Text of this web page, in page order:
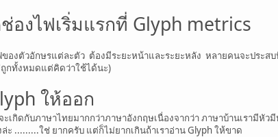
องไฟเริ่มแรกที่ Glyph metrics
องตัวอักษรแต่ละตัว ต้องมีระยะหน้าและระยะหลัง หลายคนจะประ
ถูกทั้งหมดแต่คิดว่าใช้ได้นะ)
ให้ออก
เกิดกับภาษาไทยมากกว่าภาษาอังกฤษเนื่องจากว่า ภาษาบ้านเรามี
ะ .........ใช่ ยากครับ แต่ก็ไม่ยากเกินถ้าเราอ่าน Glyph ให้ขาด